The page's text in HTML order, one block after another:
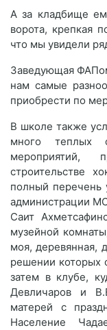
А за кладбище
ворота, крепкая
что мы увидели
Заведующая
нам самые
приобрести по
В школе также
много теплых
мероприятий,
строительстве
полный перечень
администрации
Саит
музейной
моя, деревянная,
решении которых
затем в клубе,
Девличаров и
матерей с
Население